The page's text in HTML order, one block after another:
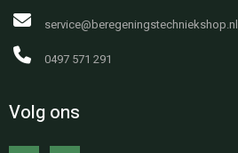
service@beregeningstechniekshop.nl
0497 571 291
Volg ons